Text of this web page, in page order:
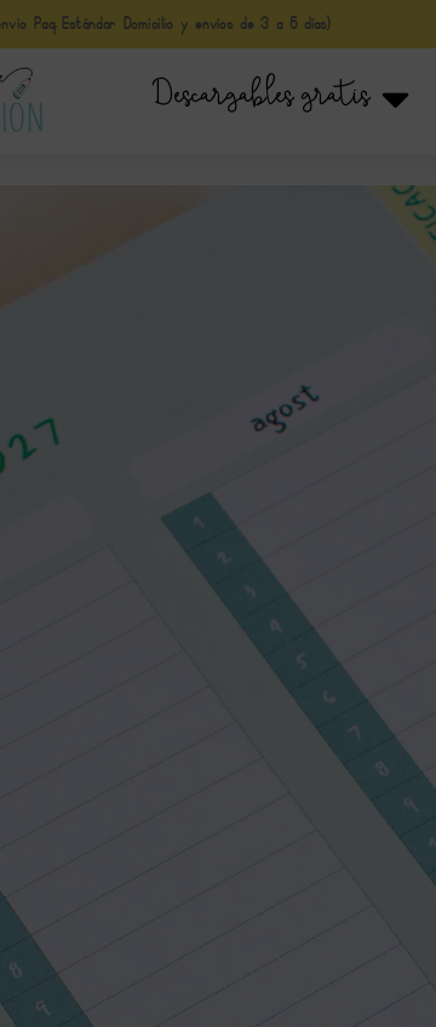
Paq Estándar Domicilio y envíos de 3 a 5 días)
Descargables gratis